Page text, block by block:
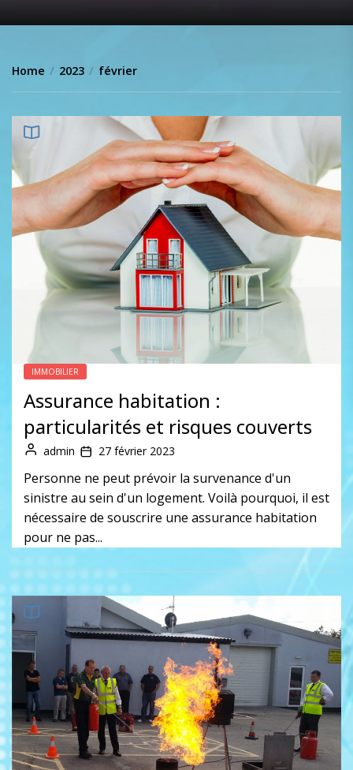
Home 2023 février
IMMOBILIER
Assurance habitation :
particularités et risques couverts
admin 27 février 2023
Personne ne peut prévoir la survenance d'un
sinistre au sein d'un logement. Voilà pourquoi, il est
nécessaire de souscrire une assurance habitation
pour ne pas...